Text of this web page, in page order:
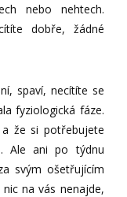
nebo nehtech.
dobře, žádné
spaví, necítíte se
fyziologická fáze.
že si potřebujete
Ale ani po týdnu
svým ošetřujícím
na vás nenajde,